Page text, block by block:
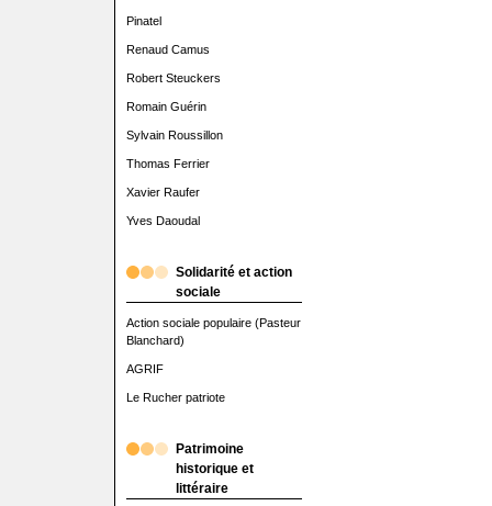
Pinatel
Renaud Camus
Robert Steuckers
Romain Guérin
Sylvain Roussillon
Thomas Ferrier
Xavier Raufer
Yves Daoudal
Solidarité et action
sociale
Action sociale populaire (Pasteur
Blanchard)
AGRIF
Le Rucher patriote
Patrimoine
historique et
littéraire